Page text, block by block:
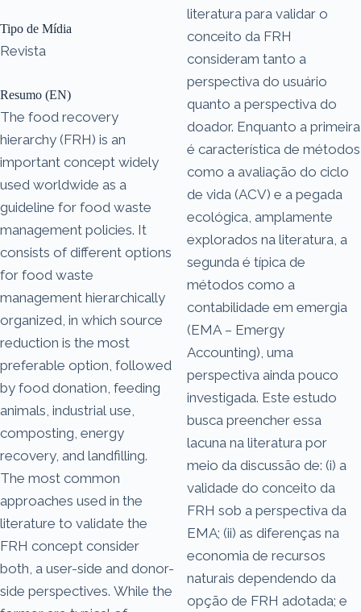
Tipo de Mídia
Revista
Resumo (EN)
The food recovery
hierarchy (FRH) is an
important concept widely
used worldwide as a
guideline for food waste
management policies. It
consists of different options
for food waste
management hierarchically
organized, in which source
reduction is the most
preferable option, followed
by food donation, feeding
animals, industrial use,
composting, energy
recovery, and landfilling.
The most common
approaches used in the
literature to validate the
FRH concept consider
both, a user-side and donor-
side perspectives. While the
literatura para validar o
conceito da FRH
consideram tanto a
perspectiva do usuário
quanto a perspectiva do
doador. Enquanto a primeira
é característica de métodos
como a avaliação do ciclo
de vida (ACV) e a pegada
ecológica, amplamente
explorados na literatura, a
segunda é típica de
métodos como a
contabilidade em emergia
(EMA – Emergy
Accounting), uma
perspectiva ainda pouco
investigada. Este estudo
busca preencher essa
lacuna na literatura por
meio da discussão de: (i) a
validade do conceito da
FRH sob a perspectiva da
EMA; (ii) as diferenças na
economia de recursos
naturais dependendo da
opção de FRH adotada; e